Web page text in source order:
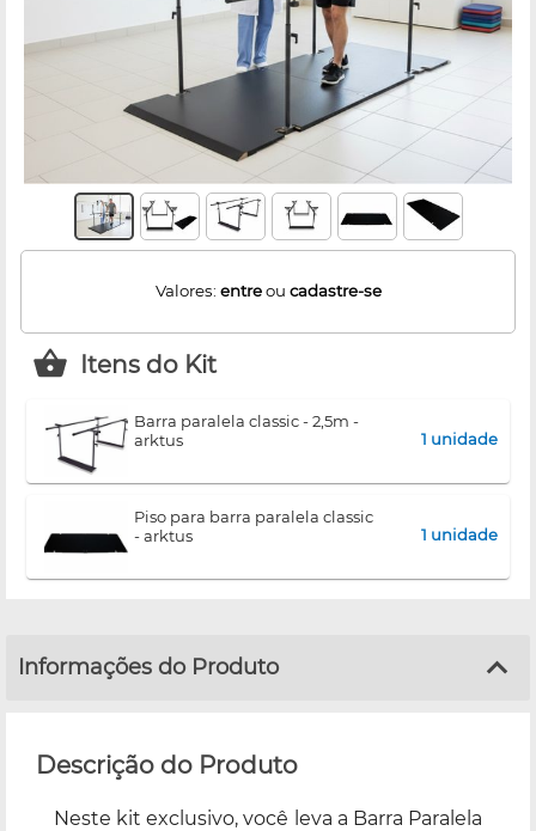
Valores: entreou cadastre-se
Itens do Kit
barra paralela classic - 2,5m -
arktus
1 unidade
piso para barra paralela classic
- arktus
1 unidade
Informações do Produto
Descrição do Produto
Neste kit exclusivo, você leva a Barra Paralela